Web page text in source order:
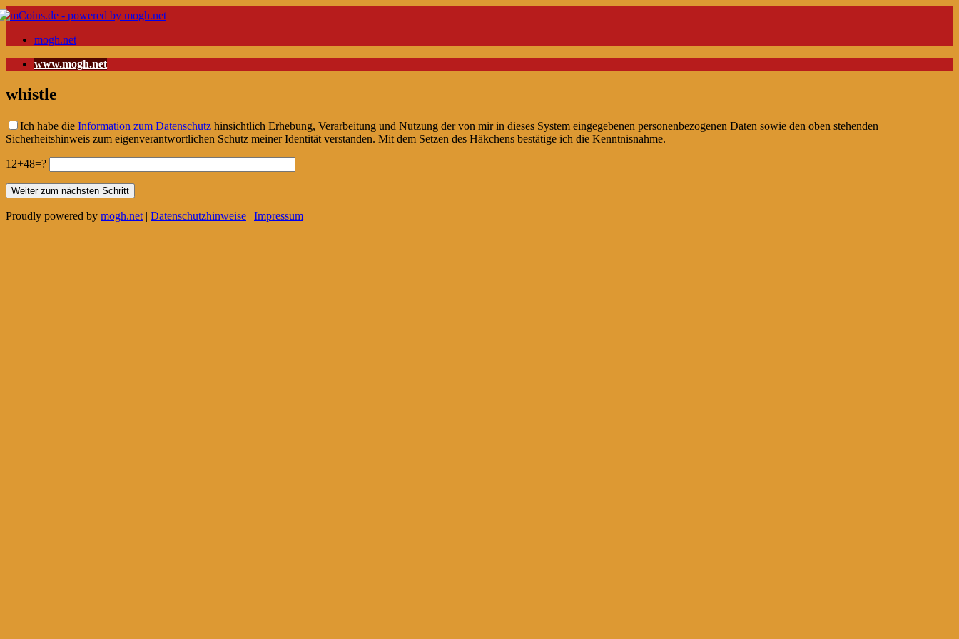
mogh.net
www.mogh.net
whistle
Ich habe die Information zum Datenschutz hinsichtlich Erhebung, Verarbeitung und Nutzung der von mir in dieses System eingegebenen personenbezogenen Daten sowie den oben stehenden
Sicherheitshinweis zum eigenverantwortlichen Schutz meiner Identität verstanden. Mit dem Setzen des Häkchens bestätige ich die Kenntnisnahme.
12+48=?
Proudly powered by mogh.net | Datenschutzhinweise | Impressum